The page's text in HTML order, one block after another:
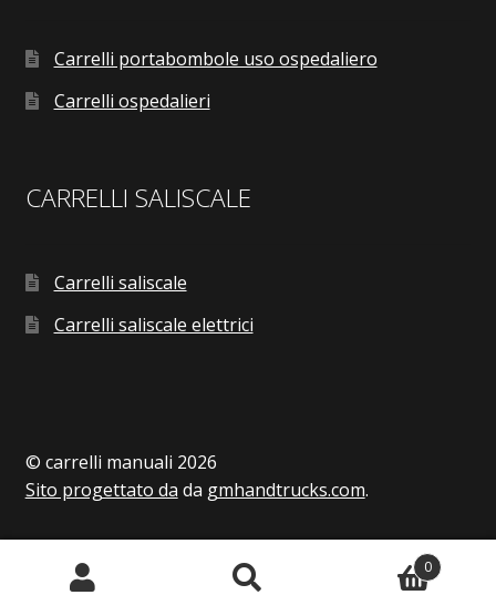
Carrelli portabombole uso ospedaliero
Carrelli ospedalieri
CARRELLI SALISCALE
Carrelli saliscale
Carrelli saliscale elettrici
© carrelli manuali 2026
Sito progettato da da gmhandtrucks.com.
0